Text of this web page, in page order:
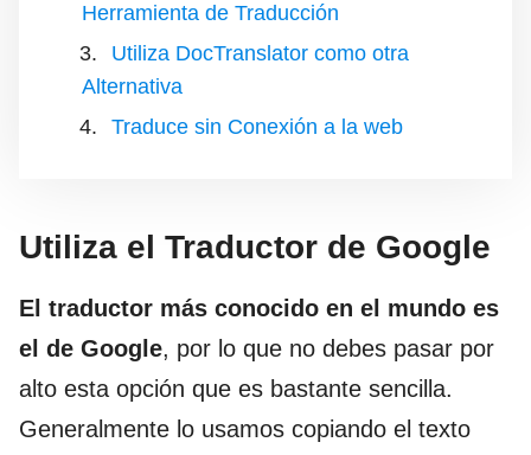
Herramienta de Traducción
Utiliza DocTranslator como otra
Alternativa
Traduce sin Conexión a la web
Utiliza el Traductor de Google
El traductor más conocido en el mundo es
el de Google, por lo que no debes pasar por
alto esta opción que es bastante sencilla.
Generalmente lo usamos copiando el texto